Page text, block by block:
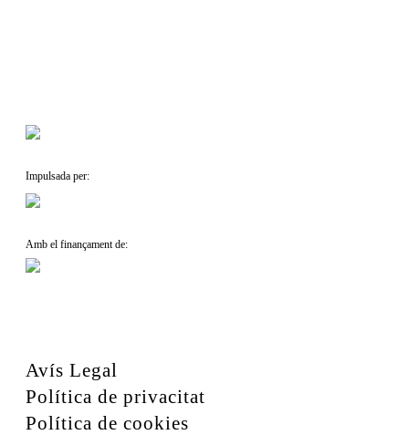
Impulsada per:
Amb el finançament de:
Avís Legal
Política de privacitat
Política de cookies